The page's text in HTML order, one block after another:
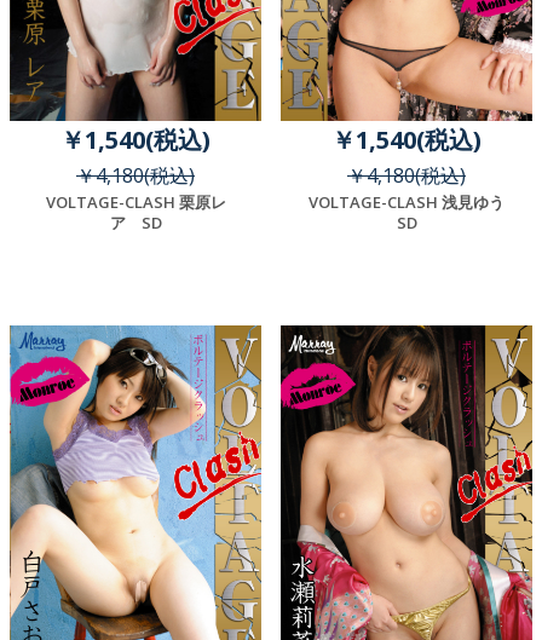
￥1,540(税込)
￥4,180(税込)
VOLTAGE-CLASH 栗原レ
ア SD
￥1,540(税込)
￥4,180(税込)
VOLTAGE-CLASH 浅見ゆう
SD